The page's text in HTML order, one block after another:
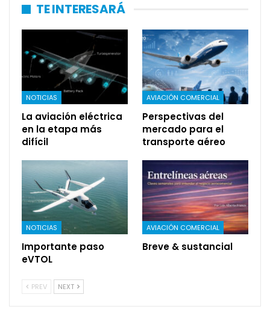
TE INTERESARÁ
NOTICIAS
La aviación eléctrica
en la etapa más
difícil
AVIACIÓN COMERCIAL
Perspectivas del
mercado para el
transporte aéreo
NOTICIAS
Importante paso
eVTOL
AVIACIÓN COMERCIAL
Breve & sustancial
PREV NEXT